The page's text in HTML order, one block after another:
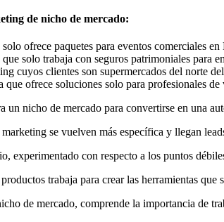
de nicho de mercado:
ofrece paquetes para eventos comerciales en
solo trabaja con seguros patrimoniales para
cuyos clientes son supermercados del norte
que ofrece soluciones solo para profesionales de
un nicho de mercado para convertirse en una
se vuelven más específica y llegan
experimentado con respecto a los puntos
trabaja para crear las herramientas
de mercado, comprende la importancia de